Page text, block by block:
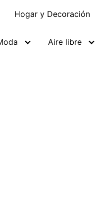
Hogar y Decoración
Aire libre